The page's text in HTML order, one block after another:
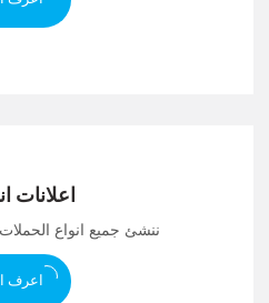
اعلانات
ننشئ جميع انواع
اعرف